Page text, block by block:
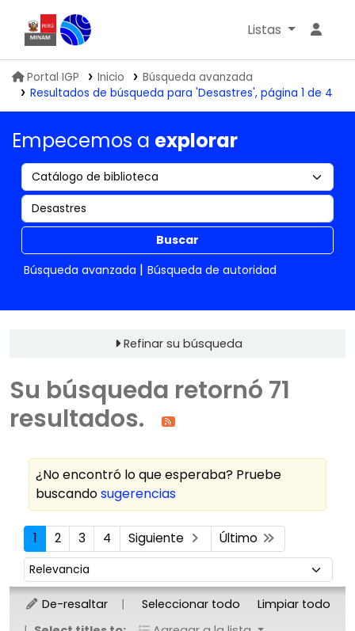
Biblioteca IGP
Listas
Portal IGP Inicio
Búsqueda avanzada
Resultados de búsqueda para 'Desastres', página 1 de 4
Empecemos a explorar
Buscar
Búsqueda avanzada
Búsqueda de autoridad
Refinar su búsqueda
Su búsqueda retornó 71
resultados.
¿No encontró lo que esperaba? Pruebe
buscandosugerencias
Ordenar
1 2 3 4 Siguiente Último
Ordenar por:
De-resaltar Seleccionar todo
Limpiar todo